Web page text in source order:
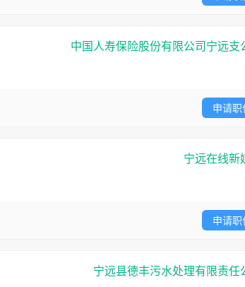
中国人寿保险股份有限公司宁远支
申请职
宁远在线新
申请职
宁远县德丰污水处理有限责任